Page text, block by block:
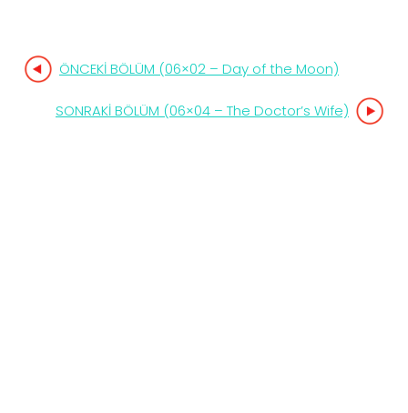
ÖNCEKİ BÖLÜM (06×02 – Day of the Moon)
SONRAKİ BÖLÜM (06×04 – The Doctor’s Wife)